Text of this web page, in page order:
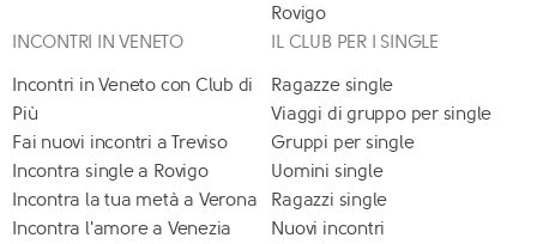
Rovigo
INCONTRI IN VENETO
Incontri in Veneto con Club di
Più
Fai nuovi incontri a Treviso
Incontra single a Rovigo
Incontra la tua metà a Verona
Incontra l'amore a Venezia
IL CLUB PER I SINGLE
Ragazze single
Viaggi di gruppo per single
Gruppi per single
Uomini single
Ragazzi single
Nuovi incontri